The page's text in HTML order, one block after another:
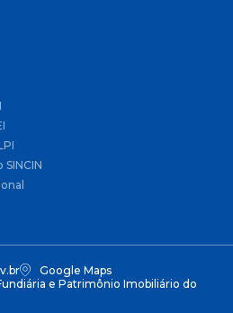
Google Maps
e Patrimônio Imobiliário do